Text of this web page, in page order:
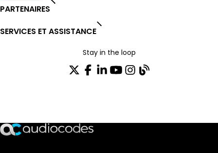
PARTENAIRES
SERVICES ET ASSISTANCE
Stay in the loop